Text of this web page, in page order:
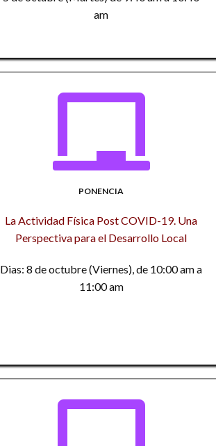
am
PONENCIA
La Actividad Física Post COVID-19. Una
Perspectiva para el Desarrollo Local
Dias: 8 de octubre (Viernes), de 10:00 am a
11:00 am